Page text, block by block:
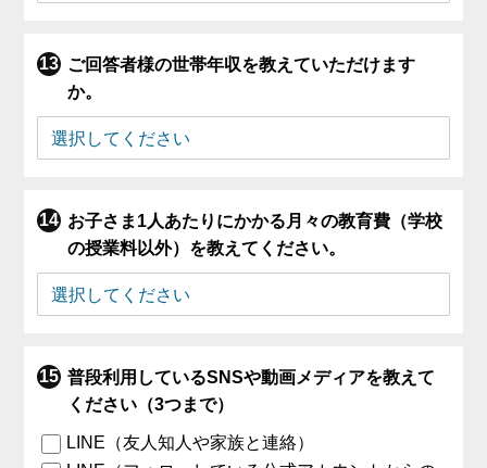
ご回答者様の世帯年収を教えていただけます
か。
お子さま1人あたりにかかる月々の教育費（学校
の授業料以外）を教えてください。
普段利用しているSNSや動画メディアを教えて
ください（3つまで）
LINE（友人知人や家族と連絡）